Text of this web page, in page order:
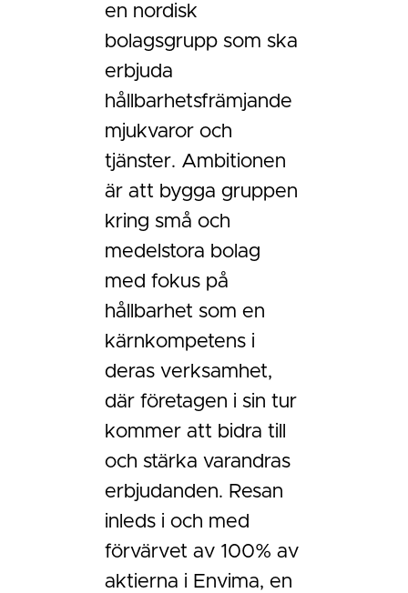
en nordisk
bolagsgrupp som ska
erbjuda
hållbarhetsfrämjande
mjukvaror och
tjänster. Ambitionen
är att bygga gruppen
kring små och
medelstora bolag
med fokus på
hållbarhet som en
kärnkompetens i
deras verksamhet,
där företagen i sin tur
kommer att bidra till
och stärka varandras
erbjudanden. Resan
inleds i och med
förvärvet av 100% av
aktierna i Envima, en